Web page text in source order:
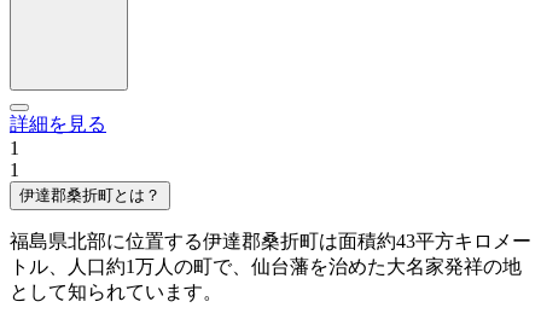
詳細を見る
1
1
伊達郡桑折町とは？
福島県北部に位置する伊達郡桑折町は面積約43平方キロメー
トル、人口約1万人の町で、仙台藩を治めた大名家発祥の地
として知られています。